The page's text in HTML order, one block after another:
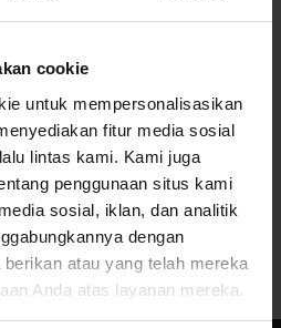
cookie
untuk mempersonalisasikan
fitur media sosial
lintas kami. Kami juga
penggunaan situs kami
sosial, iklan, dan analitik
dengan
atau yang telah mereka
Anda atas layanan mereka.
Server